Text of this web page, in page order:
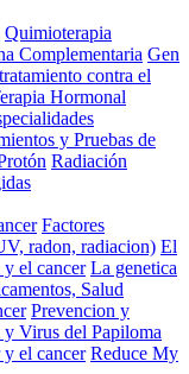
Quimioterapia
Complementaria Gen
contra el
Hormonal
y Pruebas de
Radiación
Factores
radon, radiacion) El
el cancer La genetica
Salud
Prevencion y
Virus del Papiloma
el cancer Reduce My